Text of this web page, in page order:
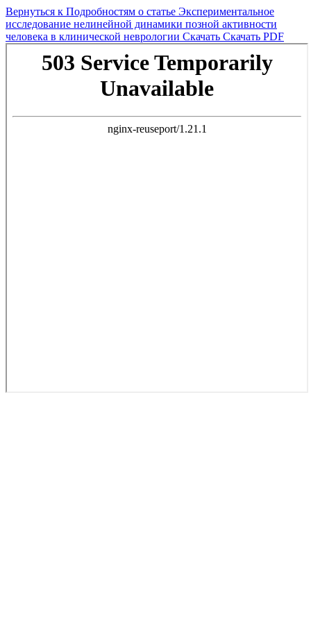
Вернуться к Подробностям о статье Экспериментальное
исследование нелинейной динамики позной активности
человека в клинической неврологии Скачать Скачать PDF